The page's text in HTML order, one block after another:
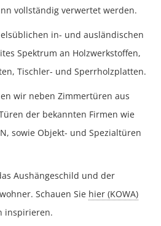
vollständig verwertet werden.
in- und ausländischen
Spektrum an Holzwerkstoffen,
Tischler- und Sperrholzplatten.
wir neben Zimmertüren aus
der bekannten Firmen wie
, sowie Objekt- und Spezialtüren
Aushängeschild und der
Schauen Sie hier (KOWA)
inspirieren.